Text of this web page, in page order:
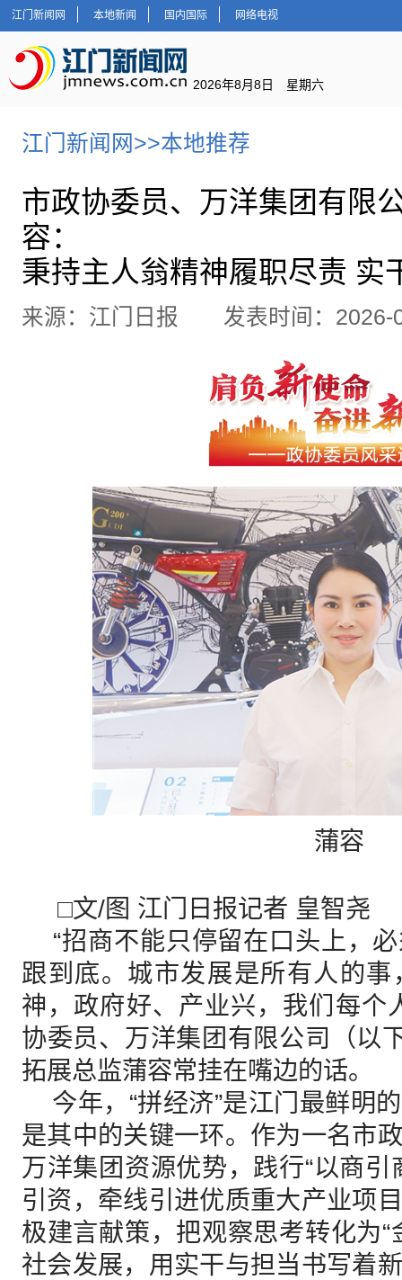
江门新闻网 本地新闻 国内国际 网络电视
2026年8月8日 星期六
江门新闻网 >>本地推荐
市政协委员、万洋集团有限
容：
秉持主人翁精神履职尽责 实
来源：江门日报 发表时间：
蒲容
□文/图 江门日报记者 皇智尧
“招商不能只停留在口头上，
跟到底。城市发展是所有人的
神，政府好、产业兴，我们每个
协委员、万洋集团有限公司（以
拓展总监蒲容常挂在嘴边的话。
今年，“拼经济”是江门最鲜明
是其中的关键一环。作为一名市
万洋集团资源优势，践行“以商引
引资，牵线引进优质重大产业项
极建言献策，把观察思考转化为“
社会发展，用实干与担当书写着